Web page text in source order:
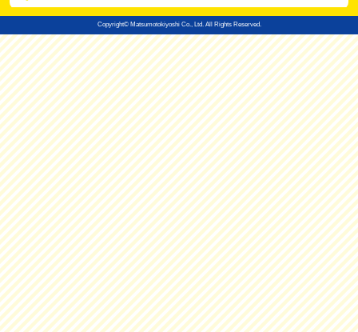
Copyright© Matsumotokiyoshi Co., Ltd. All Rights Reserved.